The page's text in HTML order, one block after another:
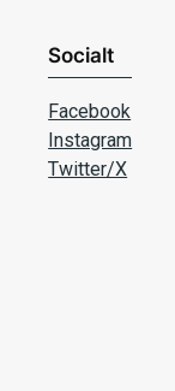
Socialt
Facebook
Instagram
Twitter/X